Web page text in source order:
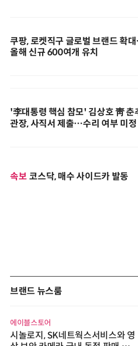
쿠팡, 로켓직구 글로벌 브랜드 확
올해 신규 600여개 유치
'李대통령 핵심 참모' 김상호 靑 춘
관장, 사직서 제출…수리 여부 미정
속보 코스닥, 매수 사이드카 발동
브랜드 뉴스룸
노보센스, PWM 고